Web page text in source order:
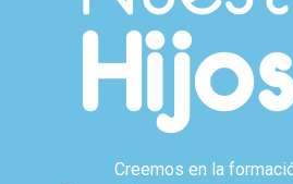
Creemos en la